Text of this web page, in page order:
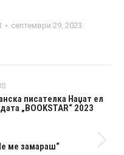
септември 29, 2023
писателка Наџат ел
„BOOKSTAR“ 2023
ме замараш“